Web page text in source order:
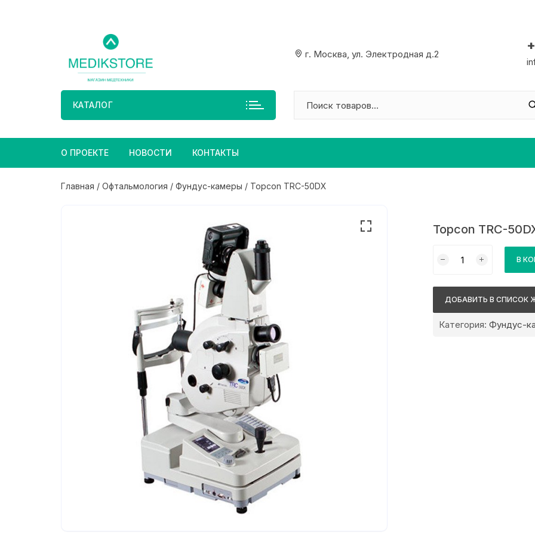
г. Москва, ул. Электродная д.2
КАТАЛОГ
О ПРОЕКТЕ НОВОСТИ КОНТАКТЫ
Главная / Офтальмология / Фундус-камеры / Topcon TRC-50DX
Topcon TRC-
товара
TRC-
В
ДОБАВИТЬ В СПИСОК
Категория: Фундус-